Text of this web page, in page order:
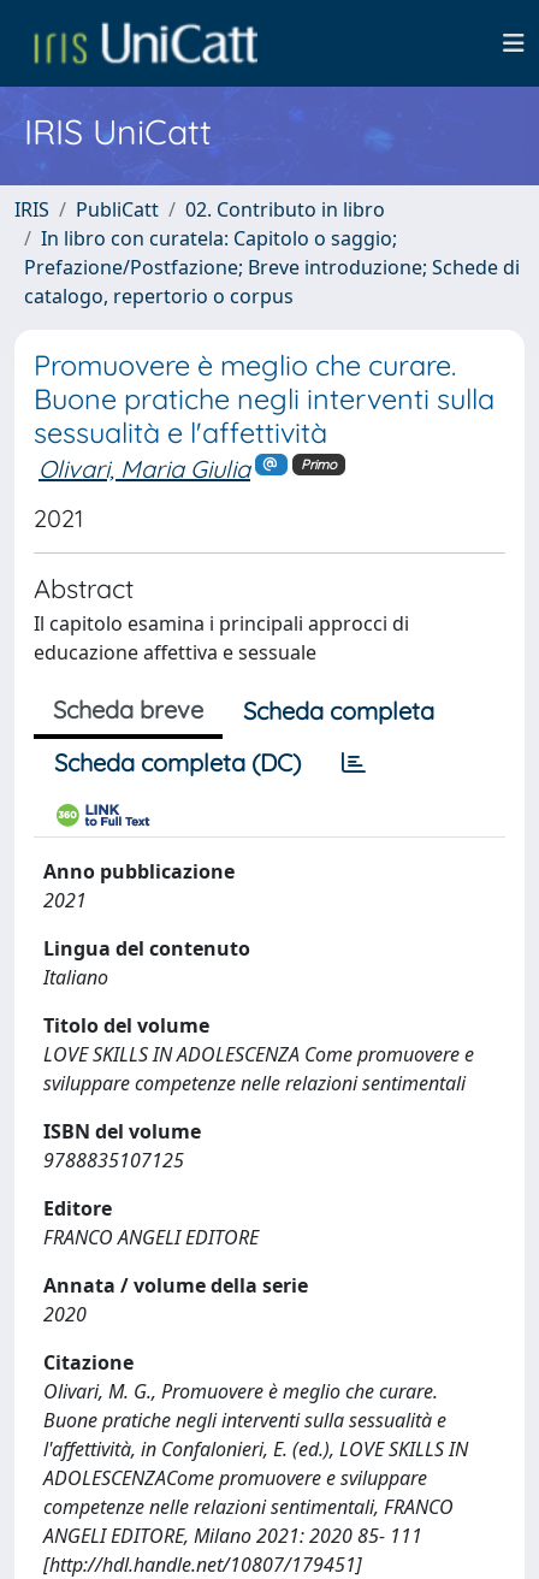
IRIS UniCatt
IRIS PubliCatt
02. Contributo in libro
In libro con curatela: Capitolo o saggio;
Prefazione/Postfazione; Breve introduzione; Schede di
catalogo, repertorio o corpus
Promuovere è meglio che curare.
Buone pratiche negli interventi sulla
sessualità e l'affettività
Olivari, Maria Giulia Primo
2021
Abstract
Il capitolo esamina i principali approcci di
educazione affettiva e sessuale
Scheda breve
Scheda completa
Scheda completa (DC)
Anno pubblicazione
2021
Lingua del contenuto
Italiano
Titolo del volume
LOVE SKILLS IN ADOLESCENZA Come promuovere e
sviluppare competenze nelle relazioni sentimentali
ISBN del volume
9788835107125
Editore
FRANCO ANGELI EDITORE
Annata / volume della serie
2020
Citazione
Olivari, M. G., Promuovere è meglio che curare.
Buone pratiche negli interventi sulla sessualità e
l'affettività, in Confalonieri, E. (ed.), LOVE SKILLS IN
ADOLESCENZACome promuovere e sviluppare
competenze nelle relazioni sentimentali, FRANCO
ANGELI EDITORE, Milano 2021: 2020 85- 111
[http://hdl.handle.net/10807/179451]